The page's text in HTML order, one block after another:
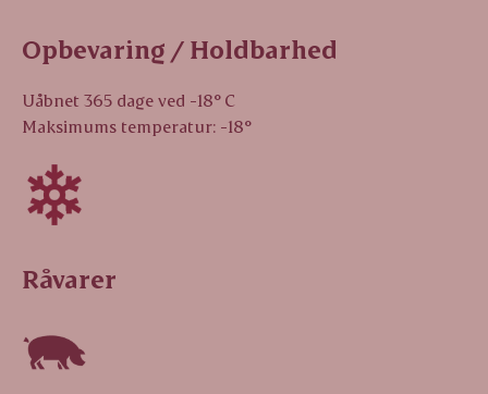
Opbevaring / Holdbarhed
Uåbnet 365 dage ved -18° C
Maksimums temperatur: -18°
Råvarer